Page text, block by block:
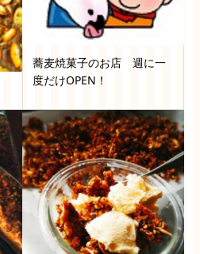
蕎麦焼菓子のお店 週に一
度だけOPEN！